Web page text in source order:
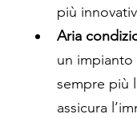
più
Aria
un impianto
sempre più
assicura